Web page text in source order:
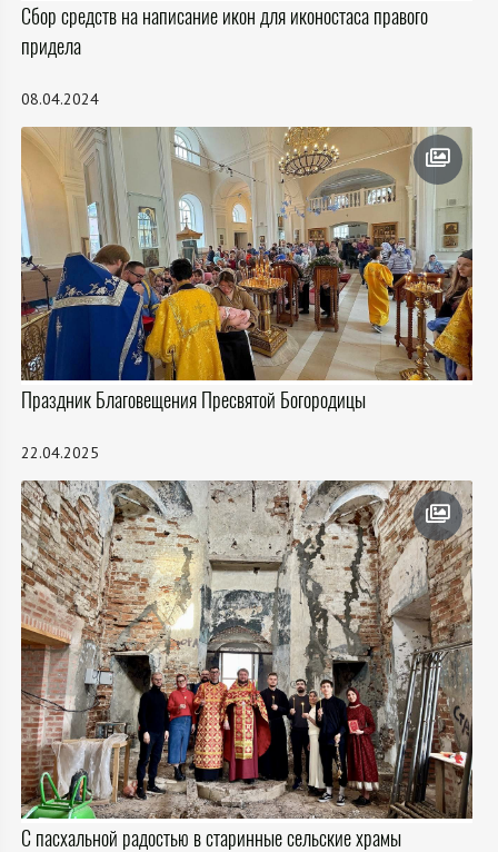
Сбор средств на написание икон для иконостаса правого
придела
08.04.2024
Праздник Благовещения Пресвятой Богородицы
22.04.2025
С пасхальной радостью в старинные сельские храмы